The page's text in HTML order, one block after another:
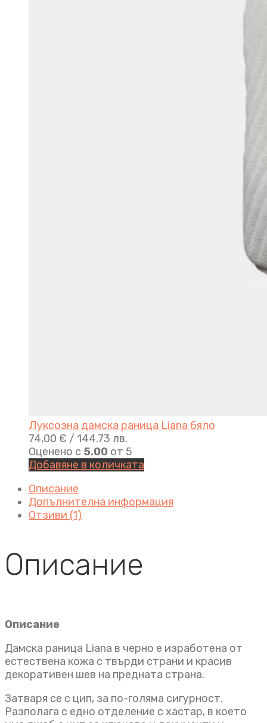
Луксозна дамска раница Liana бяло
74,00 € / 144.73 лв.
Оценено с 5.00 от 5
Добавяне в количката
Описание
Допълнителна информация
Отзиви (1)
Описание
Описание
Дамска раница Liana в черно е изработена от
естествена кожа с твърди страни и красив
декоративен шев на предната страна.
Затваря се с цип, за по-голяма сигурност.
Разполага с едно отделение с хастар, в което